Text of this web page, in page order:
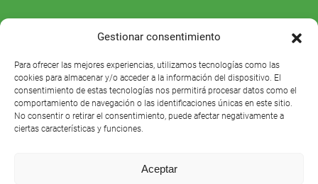
Gestionar consentimiento
Para ofrecer las mejores experiencias, utilizamos tecnologías como las
cookies para almacenar y/o acceder a la información del dispositivo. El
consentimiento de estas tecnologías nos permitirá procesar datos como el
comportamiento de navegación o las identificaciones únicas en este sitio.
No consentir o retirar el consentimiento, puede afectar negativamente a
ciertas características y funciones.
Aceptar
Agenda